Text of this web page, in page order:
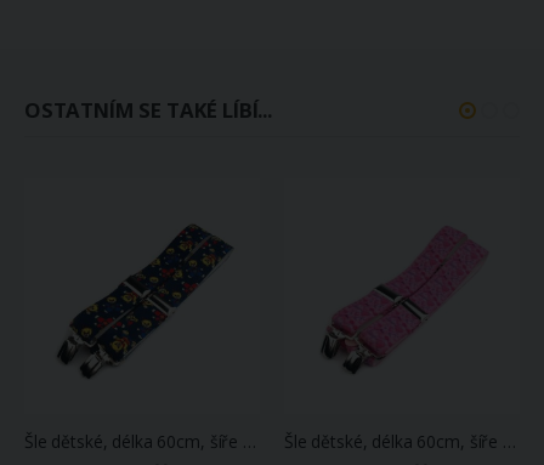
OSTATNÍM SE TAKÉ LÍBÍ...
Šle dětské, délka 60cm, šíře 2,5cm, tvar Y, MEDVÍDCI tmavě modré, 650256/14 Šle dětské, délka 60cm, šíře 2,5cm, tvar Y, SRDÍČKA růžové, 650256/04